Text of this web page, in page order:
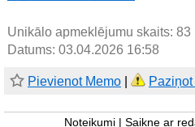
Unikālo apmeklējumu skaits: 83
Datums: 03.04.2026 16:58
Pievienot Memo
Noteikumi Saikne ar